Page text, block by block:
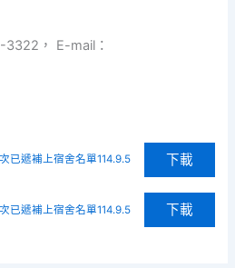
， E-mail：
已遞補上宿舍名單114.9.5 下載
已遞補上宿舍名單114.9.5 下載